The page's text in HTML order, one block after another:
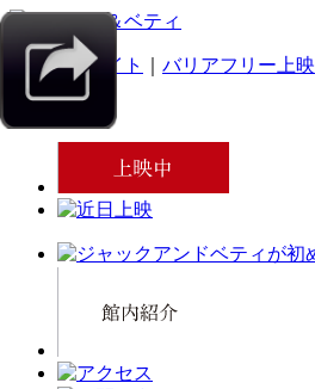
スマホサイト バリアフリー上映